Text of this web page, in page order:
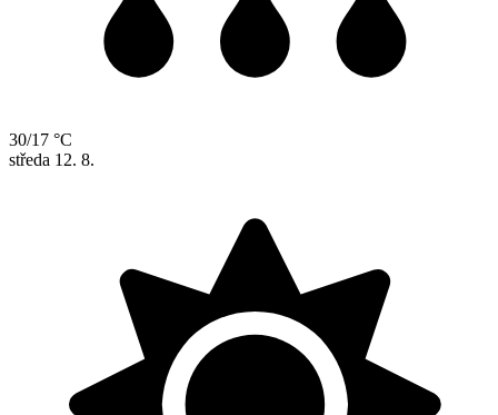
30/17 °C
středa 12. 8.